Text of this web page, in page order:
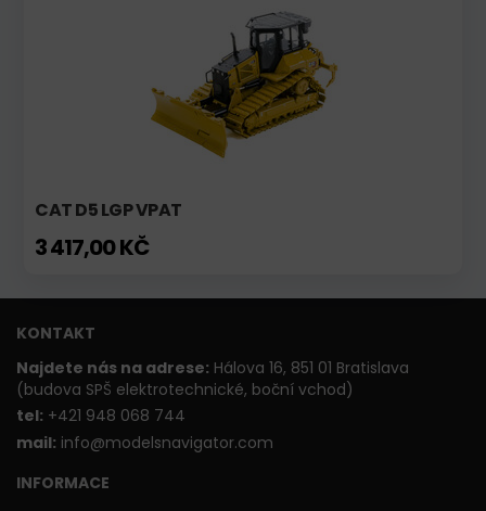
CAT D5 LGP VPAT
3 417,00 KČ
KONTAKT
Najdete nás na adrese: Hálova 16, 851 01 Bratislava
(budova SPŠ elektrotechnické, boční vchod)
tel: +421 948 068 744
mail: info@modelsnavigator.com
INFORMACE